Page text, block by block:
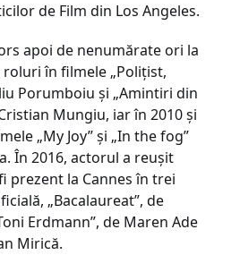
de Film din Los Angeles.
apoi de nenumărate ori la
roluri în filmele „Polițist,
Porumboiu și „Amintiri din
Mungiu, iar în 2010 și
„My Joy” și „In the fog”
În 2016, actorul a reușit
prezent la Cannes în trei
„Bacalaureat”, de
Erdmann”, de Maren Ade
Mirică.